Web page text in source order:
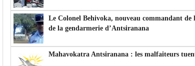
Le Colonel Behivoka, nouveau commandant
de la gendarmerie d’Antsiranana
Mahavokatra Antsiranana : les malfaiteurs